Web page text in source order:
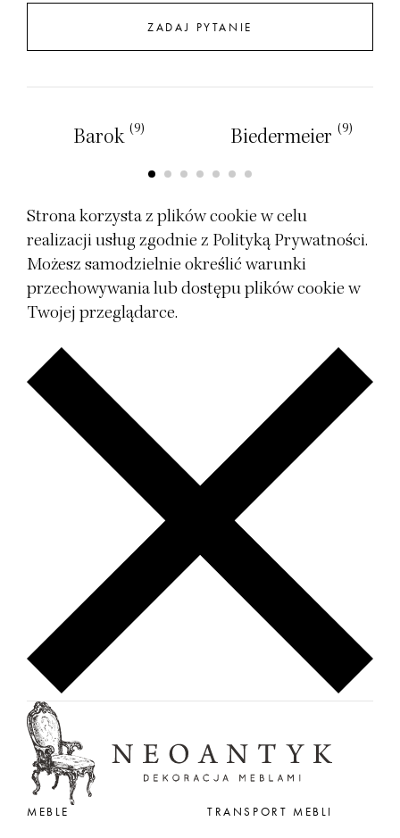
ZADAJ PYTANIE
Barok (9) Biedermeier (9)
Strona korzysta z plików cookie w celu
realizacji usług zgodnie z Polityką Prywatności.
Możesz samodzielnie określić warunki
przechowywania lub dostępu plików cookie w
Twojej przeglądarce.
MEBLE TRANSPORT MEBLI